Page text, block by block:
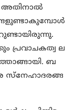
അതിനാല്‍
പ്രവാചകത്വ ല
ബ
സ്‌നേഹാദരങ്ങ